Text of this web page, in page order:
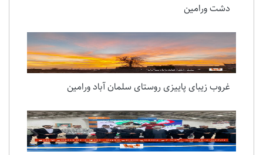
دشت ورامین
غروب زیبای پاییزی روستای سلمان آباد ورامین